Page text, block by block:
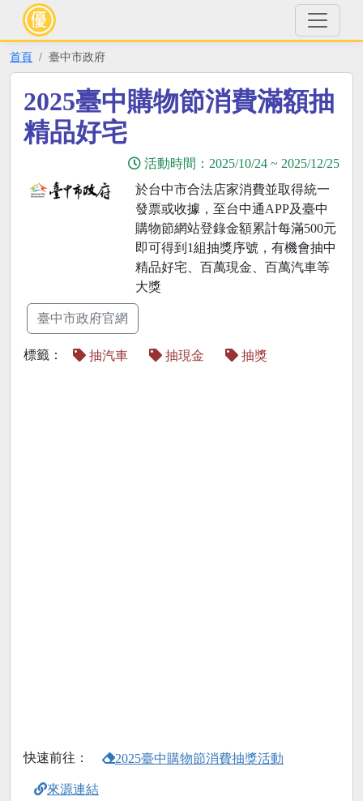
首頁 臺中市政府
2025臺中購物節消費滿額抽
精品好宅
活動時間： 2025/10/24 ~ 2025/12/25
於台中市合法店家消費並取得統一
發票或收據，至台中通APP及臺中
購物節網站登錄金額累計每滿500元
即可得到1組抽獎序號，有機會抽中
精品好宅、百萬現金、百萬汽車等
大獎
臺中市政府官網
標籤： 抽汽車 抽現金 抽獎
快速前往： 2025臺中購物節消費抽獎活動
來源連結